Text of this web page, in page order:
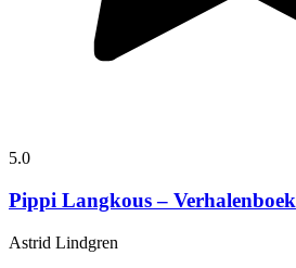
5.0
Pippi Langkous – Verhalenboek
Astrid Lindgren